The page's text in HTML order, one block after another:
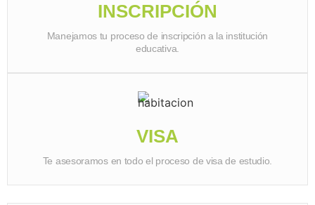
INSCRIPCIÓN
Manejamos tu proceso de inscripción a la institución
educativa.
VISA
Te asesoramos en todo el proceso de visa de estudio.